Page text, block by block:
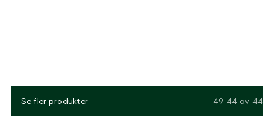
Se fler produkter 49-44 av 44